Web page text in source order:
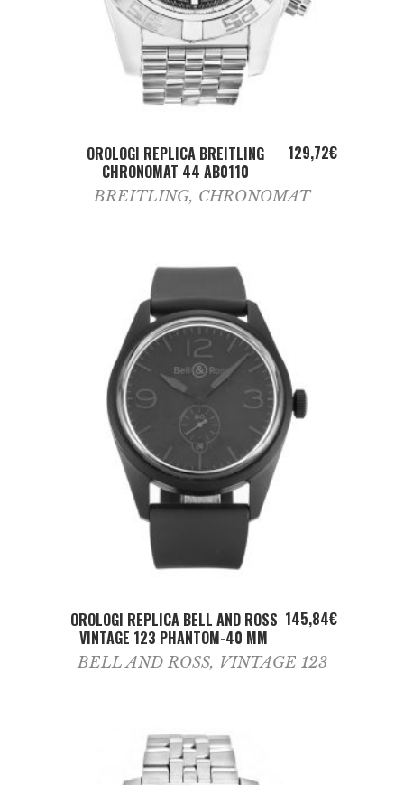
ADD TO CART
OROLOGI REPLICA BREITLING
CHRONOMAT 44 AB0110
129,72€
BREITLING, CHRONOMAT
ADD TO CART
OROLOGI REPLICA BELL AND ROSS
VINTAGE 123 PHANTOM-40 MM
145,84€
BELL AND ROSS, VINTAGE 123